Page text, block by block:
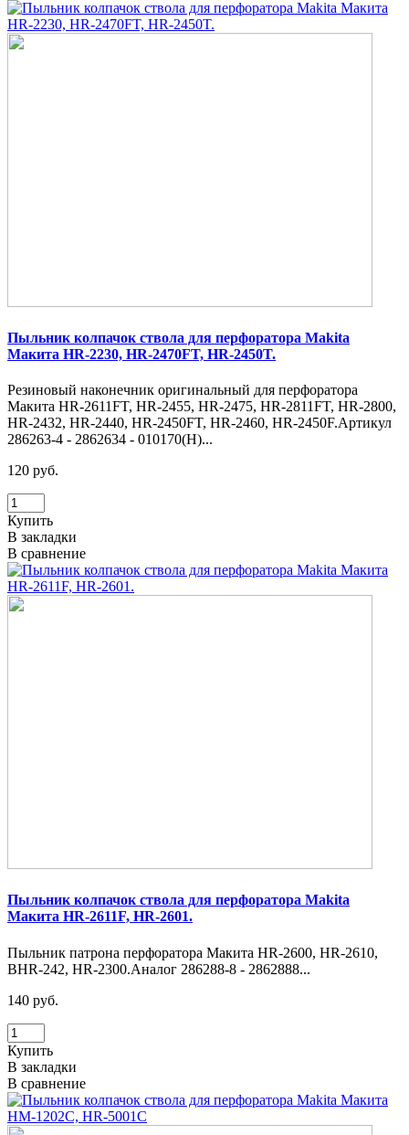
Пыльник колпачок ствола для перфоратора Makita
Макита HR-2230, HR-2470FT, HR-2450T.
Резиновый наконечник оригинальный для перфоратора
Макита HR-2611FT, HR-2455, HR-2475, HR-2811FT, HR-2800,
HR-2432, HR-2440, HR-2450FT, HR-2460, HR-2450F.Артикул
286263-4 - 2862634 - 010170(H)...
120 руб.
Купить
В закладки
В сравнение
Пыльник колпачок ствола для перфоратора Makita
Макита HR-2611F, HR-2601.
Пыльник патрона перфоратора Макита HR-2600, HR-2610,
BHR-242, HR-2300.Аналог 286288-8 - 2862888...
140 руб.
Купить
В закладки
В сравнение